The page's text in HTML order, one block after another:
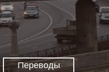
Переводы